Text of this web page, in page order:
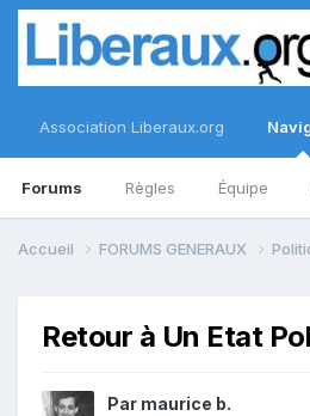
Association Liberaux.org
Forums Règles Équipe
Accueil FORUMS GENERAUX
Retour à Un Etat
Par maurice b.